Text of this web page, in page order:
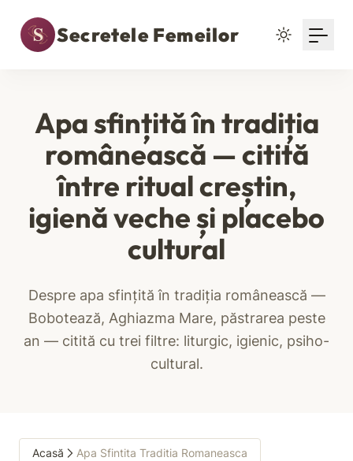
Secretele Femeilor
Apa sfințită în tradiția
românească — citită
între ritual creștin,
igienă veche și placebo
cultural
Despre apa sfințită în tradiția românească —
Bobotează, Aghiazma Mare, păstrarea peste
an — citită cu trei filtre: liturgic, igienic, psiho-
cultural.
Acasă Apa Sfintita Traditia Romaneasca